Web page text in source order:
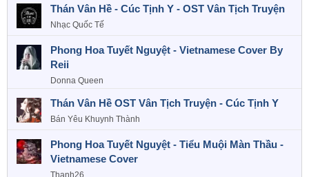
s
Thán Vân Hề - Cúc Tịnh Y - OST Vân Tịch Truyện
Nhạc Quốc Tế
Phong Hoa Tuyết Nguyệt - Vietnamese Cover By
Reii
Donna Queen
Thán Vân Hề OST Vân Tịch Truyện - Cúc Tịnh Y
Bán Yêu Khuynh Thành
Phong Hoa Tuyết Nguyệt - Tiểu Muội Màn Thầu -
Vietnamese Cover
Thanh26